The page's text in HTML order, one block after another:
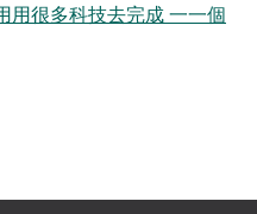
用很多科技去完成 ⼀一個